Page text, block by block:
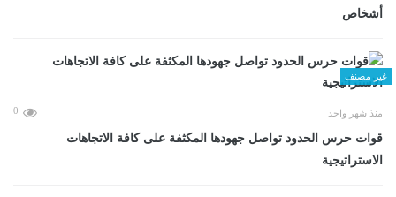
أشخاص
غير مصنف
منذ شهر واحد 0
قوات حرس الحدود تواصل جهودها المكثفة على كافة الاتجاهات
الاستراتيجية